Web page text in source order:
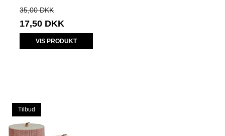
35,00 DKK
17,50 DKK
VIS PRODUKT
Tilbud